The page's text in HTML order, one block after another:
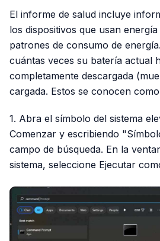
El informe de salud incluye
los dispositivos que usan
patrones de consumo de
cuántas veces su batería actual
completamente descargada
cargada. Estos se conocen
1. Abra el símbolo del sistema
Comenzar y escribiendo
campo de búsqueda. En la
sistema, seleccione Ejecutar